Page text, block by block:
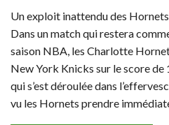
Un exploit inattendu des
Dans un match qui restera
saison NBA, les Charlotte
New York Knicks sur le score
qui s’est déroulée dans
vu les Hornets prendre